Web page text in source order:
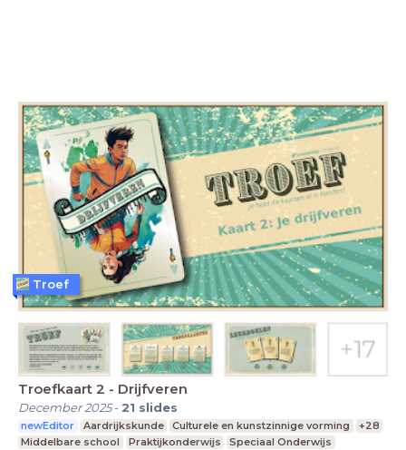
Troefkaart 2 - Drijfveren
December 2025- 21 slides
newEditor Aardrijkskunde Culturele en kunstzinnige vorming
+28
Middelbare school
Praktijkonderwijs Speciaal Onderwijs
Troef